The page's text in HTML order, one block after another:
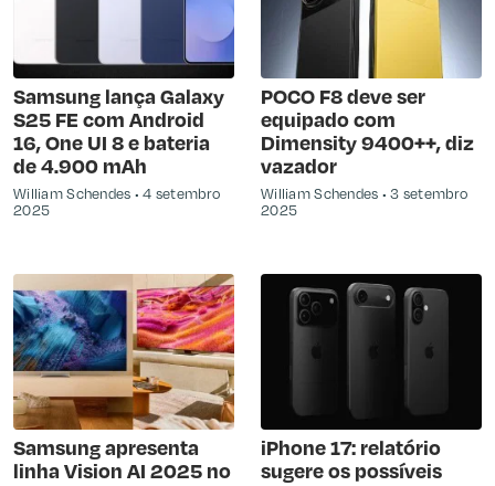
Samsung lança Galaxy
S25 FE com Android
16, One UI 8 e bateria
de 4.900 mAh
William Schendes
4 setembro
2025
POCO F8 deve ser
equipado com
Dimensity 9400++, diz
vazador
William Schendes
3 setembro
2025
Samsung apresenta
linha Vision AI 2025 no
iPhone 17: relatório
sugere os possíveis